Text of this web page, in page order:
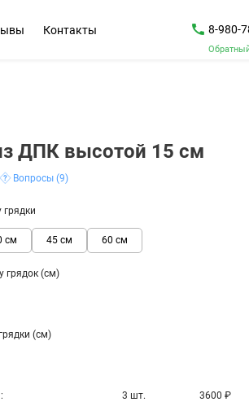
Контакты 8-980-
ДПК высотой 15 см
Вопросы (9)
грядки
см 45 см 60 см
грядок (см)
(см)
3 шт.
3600₽